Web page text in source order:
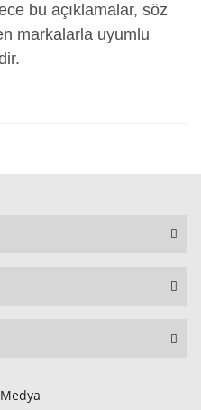
bu açıklamalar, söz
markalarla uyumlu